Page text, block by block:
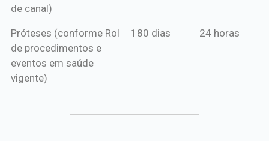
de canal)
Próteses (conforme Rol
de procedimentos e
eventos em saúde
vigente)
180 dias 24 horas